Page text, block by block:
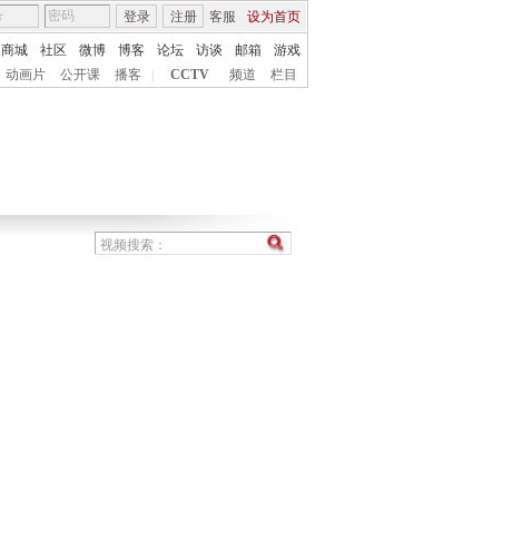
客服 设为首页
登录 注册
商城 社区 微博 博客 论坛 访谈 邮箱
游戏
动画片 公开课 播客 CCTV 频道 栏目